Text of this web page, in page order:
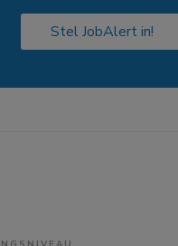
Stel JobAlert in!